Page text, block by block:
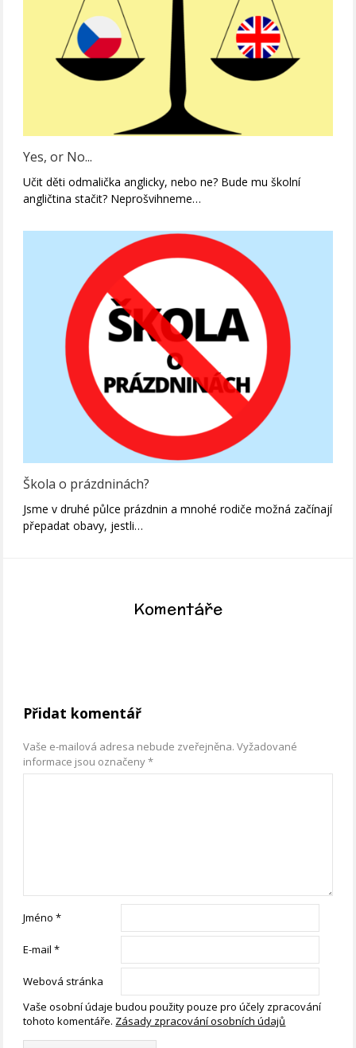
Yes, or No...
Učit děti odmalička anglicky, nebo ne? Bude mu školní
angličtina stačit? Neprošvihneme…
Škola o prázdninách?
Jsme v druhé půlce prázdnin a mnohé rodiče možná začínají
přepadat obavy, jestli…
Komentáře
Přidat komentář
Vaše e-mailová adresa nebude zveřejněna. Vyžadované
informace jsou označeny*
Jméno*
E-mail*
Webová stránka
Vaše osobní údaje budou použity pouze pro účely zpracování
tohoto komentáře. Zásady zpracování osobních údajů